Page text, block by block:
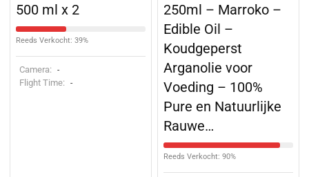
500 ml x 2
Reeds Verkocht: 39%
Camera: -
Flight Time: -
250ml – Marroko –
Edible Oil –
Koudgeperst
Arganolie voor
Voeding – 100%
Pure en Natuurlijke
Rauwe…
Reeds Verkocht: 90%